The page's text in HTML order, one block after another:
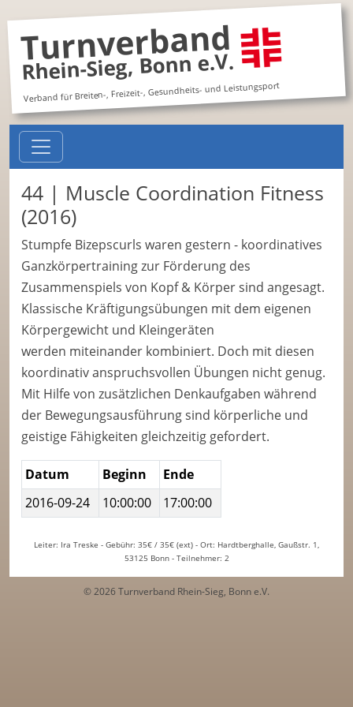
Turnverband
Rhein-Sieg, Bonn e.V.
Verband für Breiten-, Freizeit-, Gesundheits- und Leistungsport
44 | Muscle Coordination Fitness
(2016)
Stumpfe Bizepscurls waren gestern - koordinatives
Ganzkörpertraining zur Förderung des
Zusammenspiels von Kopf & Körper sind angesagt.
Klassische Kräftigungsübungen mit dem eigenen
Körpergewicht und Kleingeräten
werden miteinander kombiniert. Doch mit diesen
koordinativ anspruchsvollen Übungen nicht genug.
Mit Hilfe von zusätzlichen Denkaufgaben während
der Bewegungsausführung sind körperliche und
geistige Fähigkeiten gleichzeitig gefordert.
Datum Beginn
Ende
2016-09-24
10:00:00 17:00:00
Leiter: Ira Treske - Gebühr: 35€ / 35€ (ext) - Ort: Hardtberghalle, Gaußstr. 1,
53125 Bonn - Teilnehmer: 2
© 2026 Turnverband Rhein-Sieg, Bonn e.V.